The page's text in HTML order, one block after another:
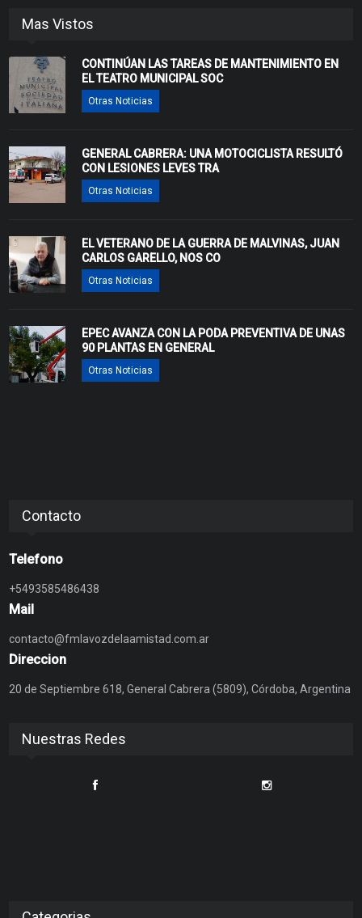
Mas Vistos
CONTINÚAN LAS TAREAS DE MANTENIMIENTO EN
EL TEATRO MUNICIPAL SOC
Otras Noticias
GENERAL CABRERA: UNA MOTOCICLISTA RESULTÓ
CON LESIONES LEVES TRA
Otras Noticias
EL VETERANO DE LA GUERRA DE MALVINAS, JUAN
CARLOS GARELLO, NOS CO
Otras Noticias
EPEC AVANZA CON LA PODA PREVENTIVA DE UNAS
90 PLANTAS EN GENERAL
Otras Noticias
Contacto
Telefono
+5493585486438
Mail
contacto@fmlavozdelaamistad.com.ar
Direccion
20 de Septiembre 618, General Cabrera (5809), Córdoba, Argentina
Nuestras Redes